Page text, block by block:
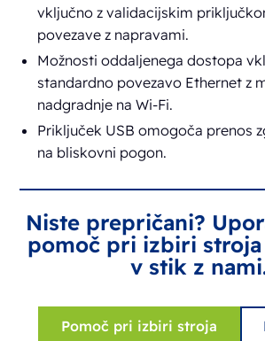
vključno z validacijskim
povezave z napravami.
Možnosti oddaljenega dostopa
standardno povezavo Ethernet z
nadgradnje na Wi-Fi.
Priključek USB omogoča prenos
na bliskovni pogon.
Niste prepričani?
pomoč pri izbiri
v stik z
Pomoč pri izbiri stroja